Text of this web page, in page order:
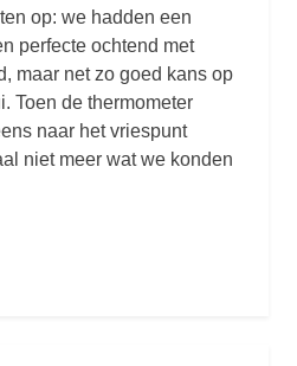
op: we hadden een
perfecte ochtend met
maar net zo goed kans op
Toen de thermometer
naar het vriespunt
niet meer wat we konden